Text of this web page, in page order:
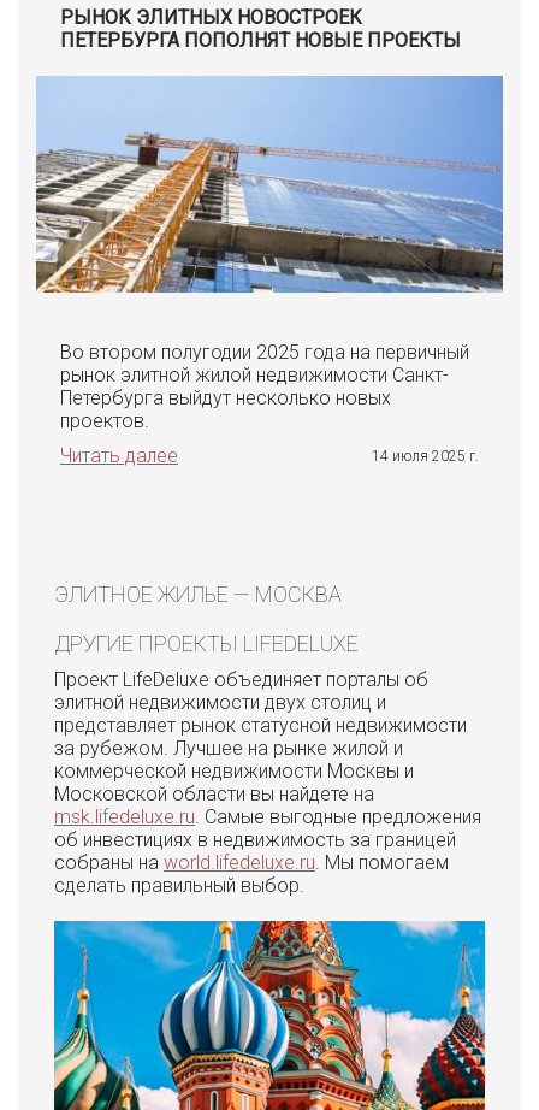
РЫНОК ЭЛИТНЫХ НОВОСТРОЕК
ПЕТЕРБУРГА ПОПОЛНЯТ НОВЫЕ ПРОЕКТЫ
Во втором полугодии 2025 года на первичный
рынок элитной жилой недвижимости Санкт-
Петербурга выйдут несколько новых
проектов.
Читать далее
14 июля 2025 г.
ЭЛИТНОЕ ЖИЛЬЕ — МОСКВА
ДРУГИЕ ПРОЕКТЫ LIFEDELUXE
Проект LifeDeluxe объединяет порталы об
элитной недвижимости двух столиц и
представляет рынок статусной недвижимости
за рубежом. Лучшее на рынке жилой и
коммерческой недвижимости Москвы и
Московской области вы найдете на
msk.lifedeluxe.ru . Самые выгодные предложения
об инвестициях в недвижимость за границей
собраны на world.lifedeluxe.ru . Мы помогаем
сделать правильный выбор.